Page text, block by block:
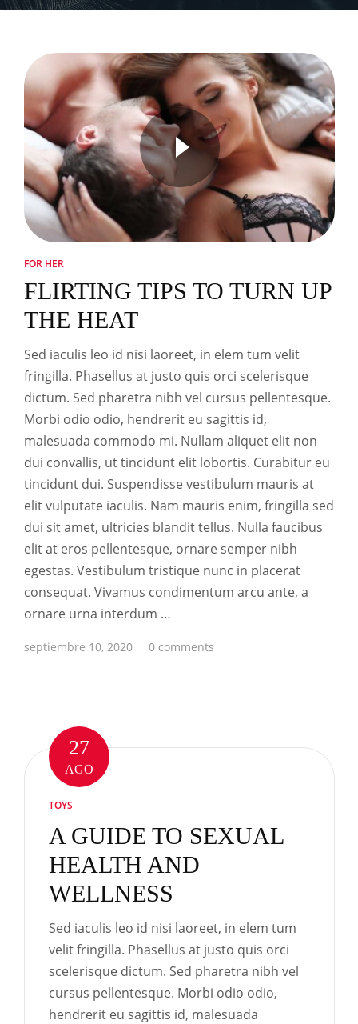
FOR HER
FLIRTING TIPS TO TURN UP
THE HEAT
Sed iaculis leo id nisi laoreet, in elem tum velit
fringilla. Phasellus at justo quis orci scelerisque
dictum. Sed pharetra nibh vel cursus pellentesque.
Morbi odio odio, hendrerit eu sagittis id,
malesuada commodo mi. Nullam aliquet elit non
dui convallis, ut tincidunt elit lobortis. Curabitur eu
tincidunt dui. Suspendisse vestibulum mauris at
elit vulputate iaculis. Nam mauris enim, fringilla sed
dui sit amet, ultricies blandit tellus. Nulla faucibus
elit at eros pellentesque, ornare semper nibh
egestas. Vestibulum tristique nunc in placerat
consequat. Vivamus condimentum arcu ante, a
ornare urna interdum …
septiembre 10, 2020 0 comments
27
AGO
TOYS
A GUIDE TO SEXUAL
HEALTH AND
WELLNESS
Sed iaculis leo id nisi laoreet, in elem tum
velit fringilla. Phasellus at justo quis orci
scelerisque dictum. Sed pharetra nibh vel
cursus pellentesque. Morbi odio odio,
hendrerit eu sagittis id, malesuada